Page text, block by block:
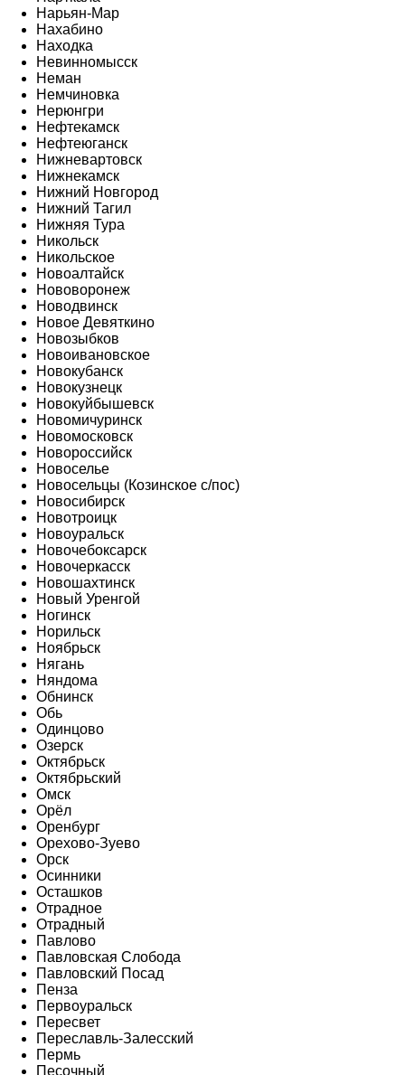
Нарьян-Мар
Нахабино
Находка
Невинномысск
Неман
Немчиновка
Нерюнгри
Нефтекамск
Нефтеюганск
Нижневартовск
Нижнекамск
Нижний Новгород
Нижний Тагил
Нижняя Тура
Никольск
Никольское
Новоалтайск
Нововоронеж
Новодвинск
Новое Девяткино
Новозыбков
Новоивановское
Новокубанск
Новокузнецк
Новокуйбышевск
Новомичуринск
Новомосковск
Новороссийск
Новоселье
Новосельцы (Козинское с/пос)
Новосибирск
Новотроицк
Новоуральск
Новочебоксарск
Новочеркасск
Новошахтинск
Новый Уренгой
Ногинск
Норильск
Ноябрьск
Нягань
Няндома
Обнинск
Обь
Одинцово
Озерск
Октябрьск
Октябрьский
Омск
Орёл
Оренбург
Орехово-Зуево
Орск
Осинники
Осташков
Отрадное
Отрадный
Павлово
Павловская Слобода
Павловский Посад
Пенза
Первоуральск
Пересвет
Переславль-Залесский
Пермь
Песочный